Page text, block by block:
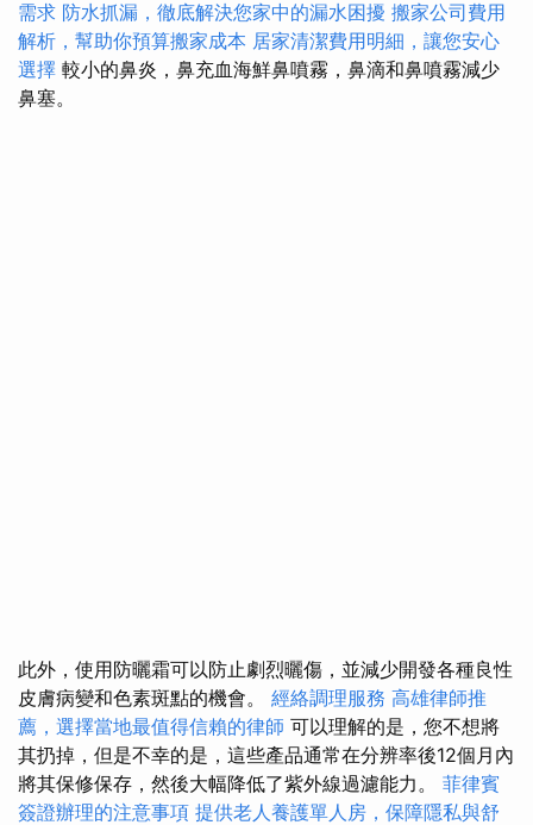
需求 防水抓漏，徹底解決您家中的漏水困擾 搬家公司費用
解析，幫助你預算搬家成本 居家清潔費用明細，讓您安心
選擇 較小的鼻炎，鼻充血海鮮鼻噴霧，鼻滴和鼻噴霧減少
鼻塞。
此外，使用防曬霜可以防止劇烈曬傷，並減少開發各種良性
皮膚病變和色素斑點的機會。 經絡調理服務 高雄律師推
薦，選擇當地最值得信賴的律師 可以理解的是，您不想將
其扔掉，但是不幸的是，這些產品通常在分辨率後12個月內
將其保修保存，然後大幅降低了紫外線過濾能力。 菲律賓
簽證辦理的注意事項 提供老人養護單人房，保障隱私與舒